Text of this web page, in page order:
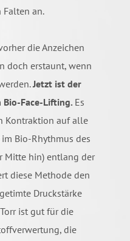
Falten an.
die Anzeichen
doch erstaunt, wenn
Jetzt ist der
Face-Lifting. Es
Kontraktion auf alle
Bio-Rhythmus des
Mitte hin) entlang der
diese Methode den
Druckstärke
ist gut für die
die